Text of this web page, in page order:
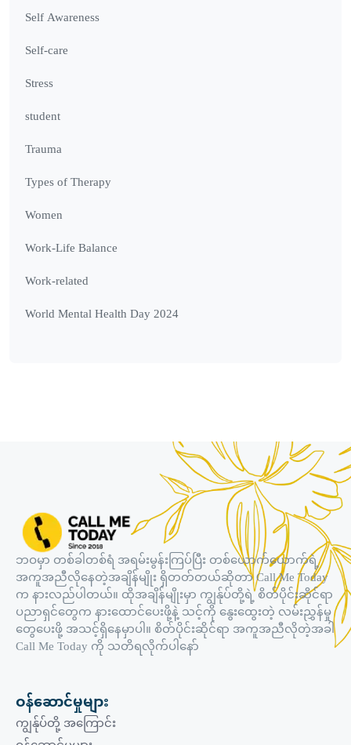
Self Awareness
Self-care
Stress
student
Trauma
Types of Therapy
Women
Work-Life Balance
Work-related
World Mental Health Day 2024
ဘဝမှာ တစ်ခါတစ်ရံ အရမ်းမွန်းကြပ်ပြီး တစ်ယောက်ယောက်ရဲ့
အကူအညီလိုနေတဲ့အချိန်မျိုး ရှိတတ်တယ်ဆိုတာ Call Me Today
က နားလည်ပါတယ်။ ထိုအချိန်မျိုးမှာ ကျွန်ုပ်တို့ရဲ့ စိတ်ပိုင်းဆိုင်ရာ
ပညာရှင်တွေက နားထောင်ပေးဖို့နဲ့ သင့်ကို နွေးထွေးတဲ့ လမ်းညွှန်မှု
တွေပေးဖို့ အသင့်ရှိနေမှာပါ။ စိတ်ပိုင်းဆိုင်ရာ အကူအညီလိုတဲ့အခါ
Call Me Today ကို သတိရလိုက်ပါနော်
ဝန်ဆောင်မှုများ
ကျွန်ုပ်တို့ အကြောင်း